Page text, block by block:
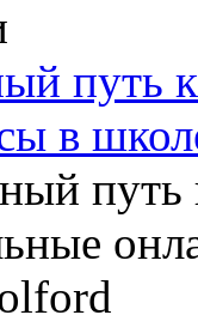
путь
в